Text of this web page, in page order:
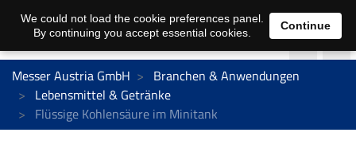
Messer Austria GmbH
Branchen & Anwendungen
Lebensmittel & Getränke
Flüssige Kohlensäure im Minitank
We could not load the cookie preferences panel.
By continuing you accept essential cookies.
Continue